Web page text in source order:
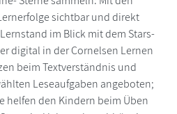
sichtbar und direkt
im Blick mit dem Stars-
digital in der Cornelsen Lernen
beim Textverständnis und
Leseaufgaben angeboten;
helfen den Kindern beim Üben